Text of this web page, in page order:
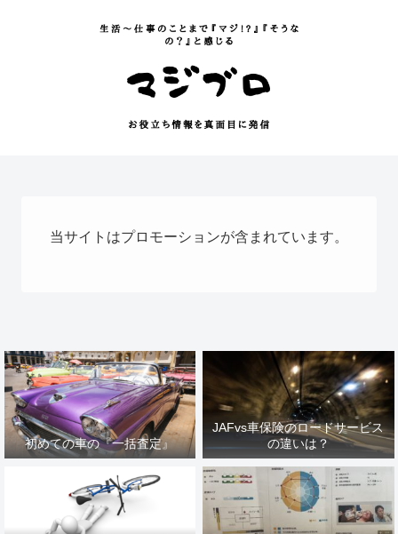
当サイトはプロモーションが含まれています。
初めての車の『一括査定』
JAFvs車保険のロードサービス
の違いは？